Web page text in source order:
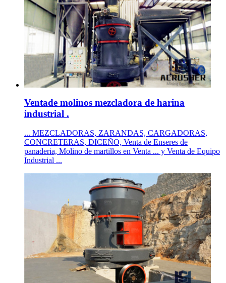
Ventade molinos mezcladora de harina
industrial .
... MEZCLADORAS, ZARANDAS, CARGADORAS,
CONCRETERAS, DICEÑO, Venta de Enseres de
panaderia, Molino de martillos en Venta ... y Venta de Equipo
Industrial ...